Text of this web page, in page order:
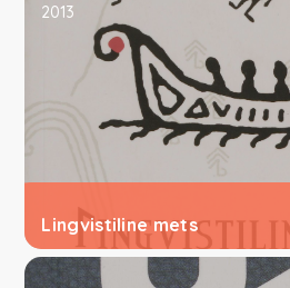
Lingvistiline mets
2013